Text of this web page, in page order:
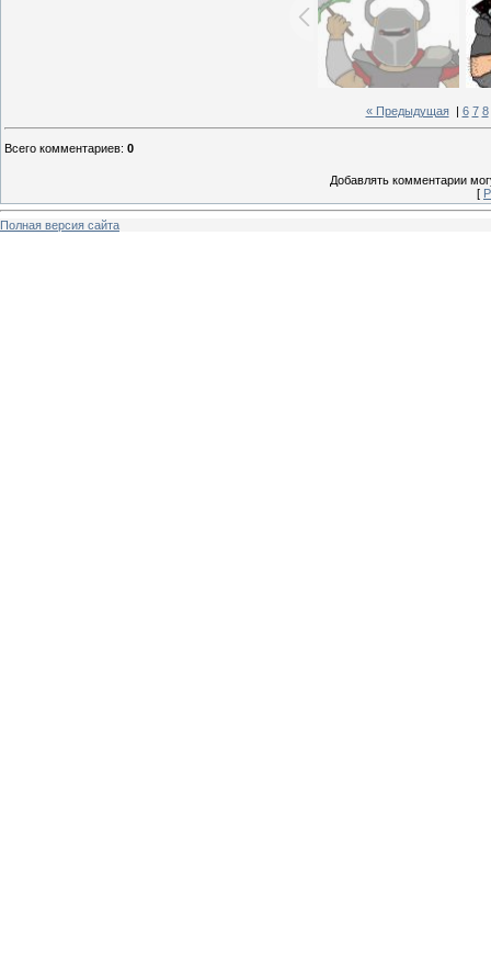
« Предыдущая| 6 7 8
Всего комментариев: 0
Добавлять комментарии
[
Полная версия сайта